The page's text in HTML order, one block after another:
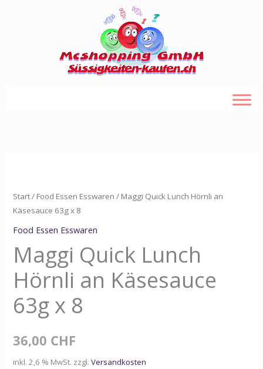
Start/ Food Essen Esswaren / Maggi Quick Lunch Hörnli an
Käsesauce 63g x 8
Food Essen Esswaren
Maggi Quick Lunch
Hörnli an Käsesauce
63g x 8
36,00 CHF
inkl. 2,6 % MwSt. zzgl.Versandkosten
Lunch
Hörnli
an
63g
x
8
Menge